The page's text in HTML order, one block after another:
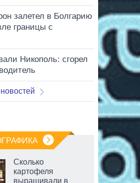
залетел в Болгарию
границы с
Никополь: сгорел
Сколько
картофеля
выращивали в